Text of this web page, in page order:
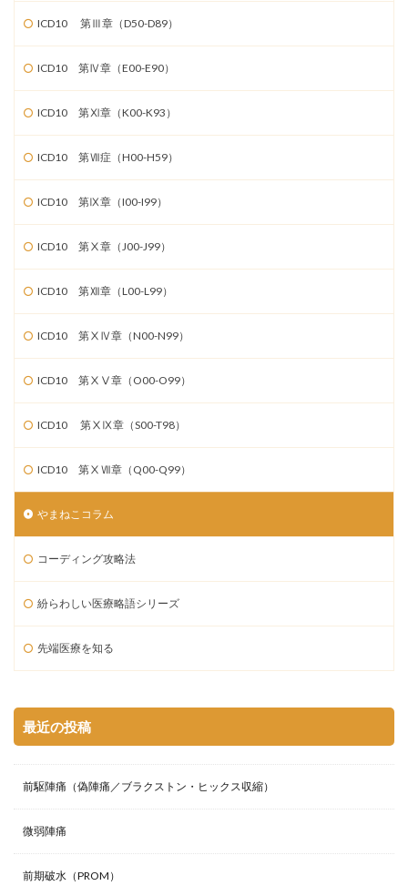
ICD10 第Ⅲ章（D50-D89）
ICD10 第Ⅳ章（E00-E90）
ICD10 第Ⅺ章（K00-K93）
ICD10 第Ⅶ症（H00-H59）
ICD10 第Ⅸ章（I00-I99）
ICD10 第Ⅹ章（J00-J99）
ICD10 第Ⅻ章（L00-L99）
ICD10 第ⅩⅣ章（N00-N99）
ICD10 第ⅩⅤ章（O00-O99）
ICD10 第ⅩⅨ章（S00-T98）
ICD10 第ⅩⅦ章（Q00-Q99）
やまねこコラム
コーディング攻略法
紛らわしい医療略語シリーズ
先端医療を知る
最近の投稿
前駆陣痛（偽陣痛／ブラクストン・ヒックス収縮）
微弱陣痛
前期破水（PROM）